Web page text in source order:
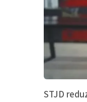
STJD